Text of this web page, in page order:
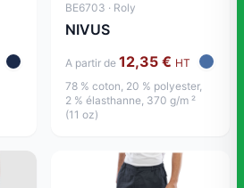
BE6703 · Roly
NIVUS
A partir de 12,35 € HT
78 % coton, 20 % polyester,
2 % élasthanne, 370 g/m ²
(11 oz)